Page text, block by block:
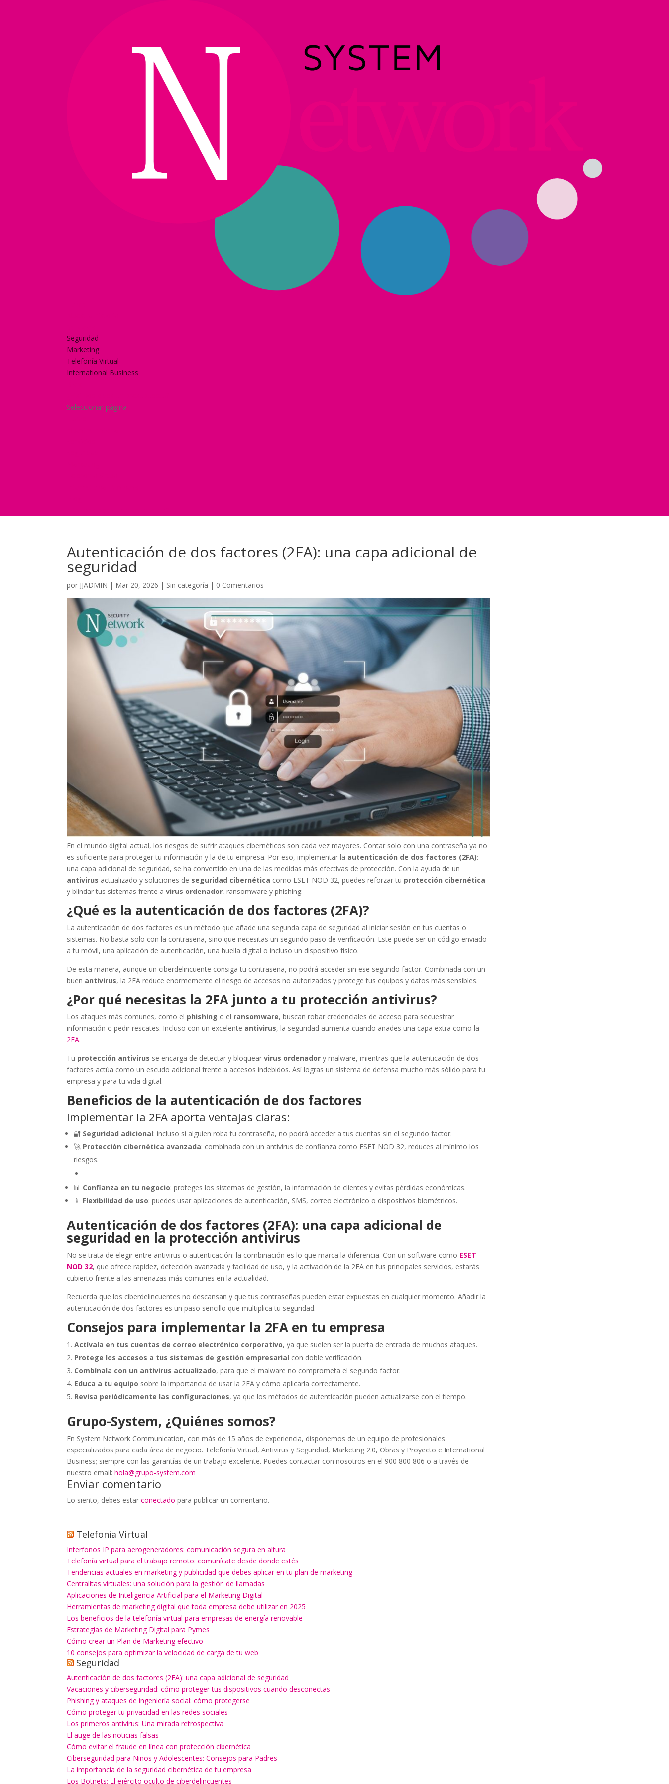
Seguridad
Marketing
Telefonía Virtual
International Business
Seleccionar página
Autenticación de dos factores (2FA): una capa adicional de
seguridad
por JJADMIN | Mar 20, 2026 | Sin categoría | 0 Comentarios
En el mundo digital actual, los riesgos de sufrir ataques cibernéticos son cada vez mayores. Contar solo con una contraseña ya no
es suficiente para proteger tu información y la de tu empresa. Por eso, implementar la autenticación de dos factores (2FA):
una capa adicional de seguridad, se ha convertido en una de las medidas más efectivas de protección. Con la ayuda de un
antivirus actualizado y soluciones de seguridad cibernética como ESET NOD 32, puedes reforzar tu protección cibernética
y blindar tus sistemas frente avirus ordenador, ransomware y phishing.
¿Qué es la autenticación de dos factores (2FA)?
La autenticación de dos factores es un método que añade una segunda capa de seguridad al iniciar sesión en tus cuentas o
sistemas. No basta solo con la contraseña, sino que necesitas un segundo paso de verificación. Este puede ser un código enviado
a tu móvil, una aplicación de autenticación, una huella digital o incluso un dispositivo físico.
De esta manera, aunque un ciberdelincuente consiga tu contraseña, no podrá acceder sin ese segundo factor. Combinada con un
buen antivirus, la 2FA reduce enormemente el riesgo de accesos no autorizados y protege tus equipos y datos más sensibles.
¿Por qué necesitas la 2FA junto a tu protección antivirus?
Los ataques más comunes, como el phishing o el ransomware, buscan robar credenciales de acceso para secuestrar
información o pedir rescates. Incluso con un excelente antivirus, la seguridad aumenta cuando añades una capa extra como la
2FA.
Tu protección antivirus se encarga de detectar y bloquearvirus ordenador y malware, mientras que la autenticación de dos
factores actúa como un escudo adicional frente a accesos indebidos. Así logras un sistema de defensa mucho más sólido para tu
empresa y para tu vida digital.
Beneficios de la autenticación de dos factores
Implementar la 2FA aporta ventajas claras:
🔐 Seguridad adicional: incluso si alguien roba tu contraseña, no podrá acceder a tus cuentas sin el segundo factor.
🚀 Protección cibernética avanzada: combinada con un antivirus de confianza como ESET NOD 32, reduces al mínimo los
riesgos.
📊 Confianza en tu negocio: proteges los sistemas de gestión, la información de clientes y evitas pérdidas económicas.
📱 Flexibilidad de uso: puedes usar aplicaciones de autenticación, SMS, correo electrónico o dispositivos biométricos.
Autenticación de dos factores (2FA): una capa adicional de
seguridad en la protección antivirus
No se trata de elegir entre antivirus o autenticación: la combinación es lo que marca la diferencia. Con un software como ESET
NOD 32, que ofrece rapidez, detección avanzada y facilidad de uso, y la activación de la 2FA en tus principales servicios, estarás
cubierto frente a las amenazas más comunes en la actualidad.
Recuerda que los ciberdelincuentes no descansan y que tus contraseñas pueden estar expuestas en cualquier momento. Añadir la
autenticación de dos factores es un paso sencillo que multiplica tu seguridad.
Consejos para implementar la 2FA en tu empresa
Actívala en tus cuentas de correo electrónico corporativo, ya que suelen ser la puerta de entrada de muchos ataques.
Protege los accesos a tus sistemas de gestión empresarial con doble verificación.
Combínala con un antivirus actualizado, para que el malware no comprometa el segundo factor.
Educa a tu equipo sobre la importancia de usar la 2FA y cómo aplicarla correctamente.
Revisa periódicamente las configuraciones, ya que los métodos de autenticación pueden actualizarse con el tiempo.
Grupo-System, ¿Quiénes somos?
En System Network Communication, con más de 15 años de experiencia, disponemos de un equipo de profesionales
especializados para cada área de negocio. Telefonía Virtual, Antivirus y Seguridad, Marketing 2.0, Obras y Proyecto e International
Business; siempre con las garantías de un trabajo excelente. Puedes contactar con nosotros en el 900 800 806 o a través de
nuestro email:hola@grupo-system.com
Enviar comentario
Lo siento, debes estarconectado para publicar un comentario.
Telefonía Virtual
Interfonos IP para aerogeneradores: comunicación segura en altura
Telefonía virtual para el trabajo remoto: comunícate desde donde estés
Tendencias actuales en marketing y publicidad que debes aplicar en tu plan de marketing
Centralitas virtuales: una solución para la gestión de llamadas
Aplicaciones de Inteligencia Artificial para el Marketing Digital
Herramientas de marketing digital que toda empresa debe utilizar en 2025
Los beneficios de la telefonía virtual para empresas de energía renovable
Estrategias de Marketing Digital para Pymes
Cómo crear un Plan de Marketing efectivo
10 consejos para optimizar la velocidad de carga de tu web
Seguridad
Autenticación de dos factores (2FA): una capa adicional de seguridad
Vacaciones y ciberseguridad: cómo proteger tus dispositivos cuando desconectas
Phishing y ataques de ingeniería social: cómo protegerse
Cómo proteger tu privacidad en las redes sociales
Los primeros antivirus: Una mirada retrospectiva
El auge de las noticias falsas
Cómo evitar el fraude en línea con protección cibernética
Ciberseguridad para Niños y Adolescentes: Consejos para Padres
La importancia de la seguridad cibernética de tu empresa
Los Botnets: El ejército oculto de ciberdelincuentes